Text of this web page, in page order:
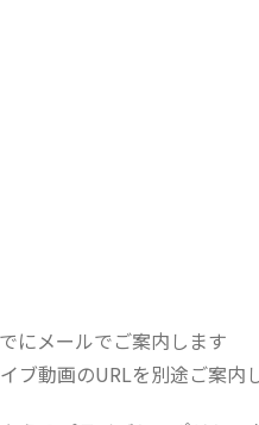
にメールでご案内します
ブ動画のURLを別途ご案内